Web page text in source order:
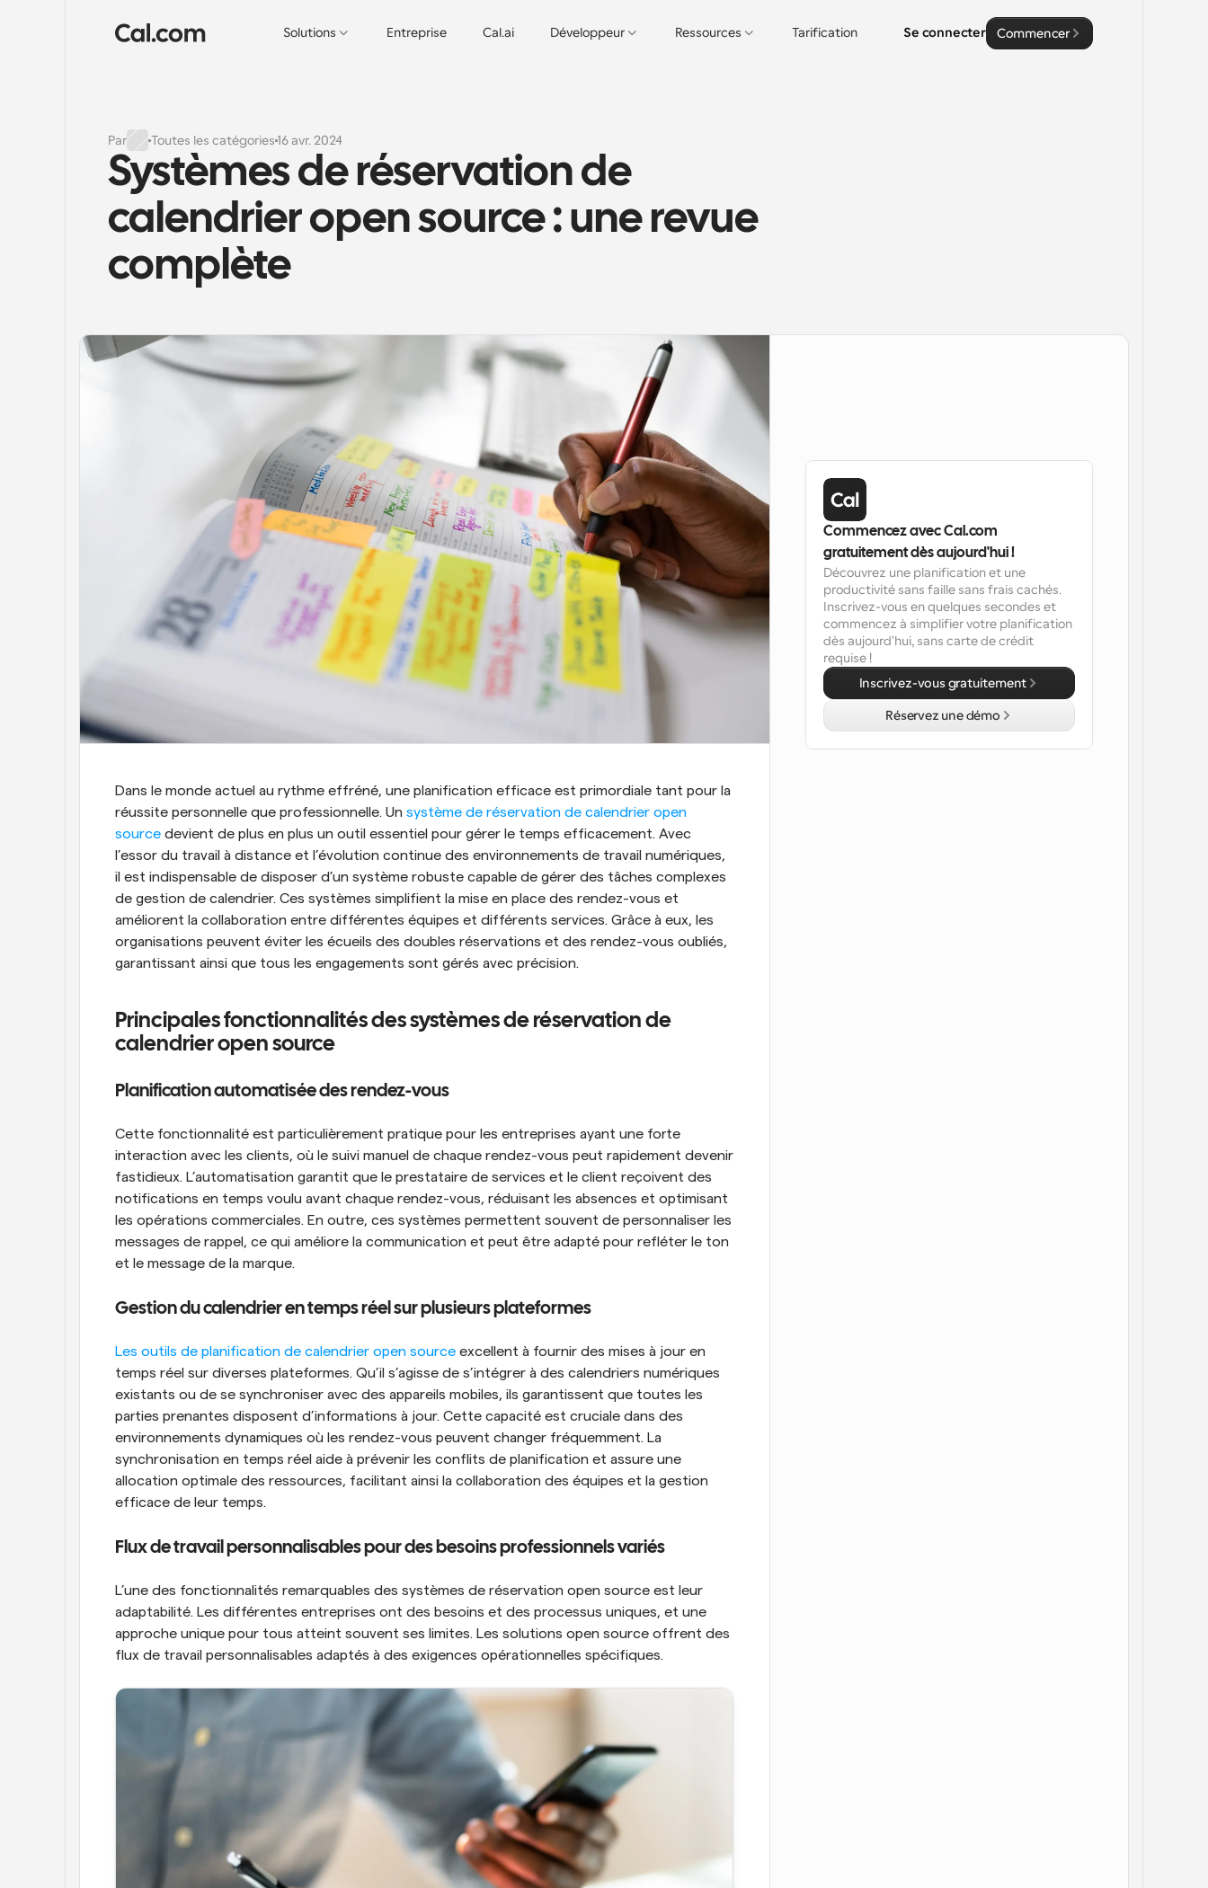
Solutions Entreprise Cal.ai Développeur Ressources Tarification Se connecter Commencer
Par Toutes les catégories 16 avr. 2024
Systèmes de réservation de
calendrier open source : une revue
complète
Dans le monde actuel au rythme effréné, une planification efficace est primordiale tant pour la
réussite personnelle que professionnelle. Un système de réservation de calendrier open
source devient de plus en plus un outil essentiel pour gérer le temps efficacement. Avec
l’essor du travail à distance et l’évolution continue des environnements de travail numériques,
il est indispensable de disposer d’un système robuste capable de gérer des tâches complexes
de gestion de calendrier. Ces systèmes simplifient la mise en place des rendez-vous et
améliorent la collaboration entre différentes équipes et différents services. Grâce à eux, les
organisations peuvent éviter les écueils des doubles réservations et des rendez-vous oubliés,
garantissant ainsi que tous les engagements sont gérés avec précision.
Principales fonctionnalités des systèmes de réservation de
calendrier open source
Planification automatisée des rendez-vous
Cette fonctionnalité est particulièrement pratique pour les entreprises ayant une forte
interaction avec les clients, où le suivi manuel de chaque rendez-vous peut rapidement devenir
fastidieux. L’automatisation garantit que le prestataire de services et le client reçoivent des
notifications en temps voulu avant chaque rendez-vous, réduisant les absences et optimisant
les opérations commerciales. En outre, ces systèmes permettent souvent de personnaliser les
messages de rappel, ce qui améliore la communication et peut être adapté pour refléter le ton
et le message de la marque.
Gestion du calendrier en temps réel sur plusieurs plateformes
Les outils de planification de calendrier open source excellent à fournir des mises à jour en
temps réel sur diverses plateformes. Qu’il s’agisse de s’intégrer à des calendriers numériques
existants ou de se synchroniser avec des appareils mobiles, ils garantissent que toutes les
parties prenantes disposent d’informations à jour. Cette capacité est cruciale dans des
environnements dynamiques où les rendez-vous peuvent changer fréquemment. La
synchronisation en temps réel aide à prévenir les conflits de planification et assure une
allocation optimale des ressources, facilitant ainsi la collaboration des équipes et la gestion
efficace de leur temps.
Flux de travail personnalisables pour des besoins professionnels variés
L’une des fonctionnalités remarquables des systèmes de réservation open source est leur
adaptabilité. Les différentes entreprises ont des besoins et des processus uniques, et une
approche unique pour tous atteint souvent ses limites. Les solutions open source offrent des
flux de travail personnalisables adaptés à des exigences opérationnelles spécifiques.
Commencez avec Cal.com
gratuitement dès aujourd'hui !
Découvrez une planification et une
productivité sans faille sans frais cachés.
Inscrivez-vous en quelques secondes et
commencez à simplifier votre planification
dès aujourd'hui, sans carte de crédit
requise !
Inscrivez-vous gratuitement
Réservez une démo